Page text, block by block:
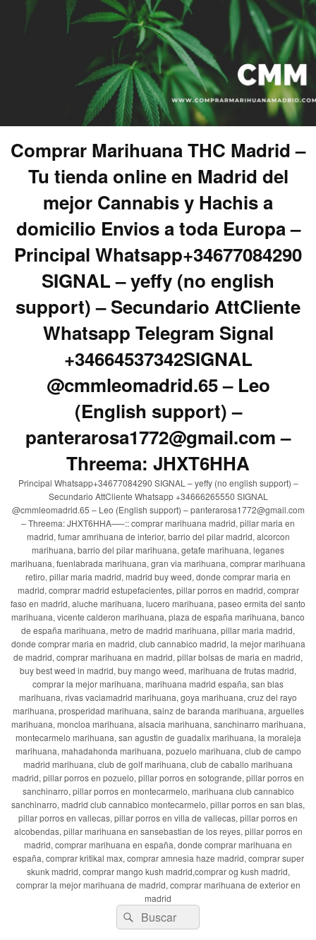
Comprar Marihuana THC Madrid –
Tu tienda online en Madrid del
mejor Cannabis y Hachis a
domicilio Envios a toda Europa –
Principal Whatsapp+34677084290
SIGNAL – yeffy (no english
support) – Secundario AttCliente
Whatsapp Telegram Signal
+34664537342SIGNAL
@cmmleomadrid.65 – Leo
(English support) –
panterarosa1772@gmail.com –
Threema: JHXT6HHA
Principal Whatsapp+34677084290 SIGNAL – yeffy (no english support) –
Secundario AttCliente Whatsapp +34666265550 SIGNAL
@cmmleomadrid.65 – Leo (English support) – panterarosa1772@gmail.com
– Threema: JHXT6HHA—–:: comprar marihuana madrid, pillar maria en
madrid, fumar amrihuana de interior, barrio del pilar madrid, alcorcon
marihuana, barrio del pilar marihuana, getafe marihuana, leganes
marihuana, fuenlabrada marihuana, gran via marihuana, comprar marihuana
retiro, pillar maria madrid, madrid buy weed, donde comprar maria en
madrid, comprar madrid estupefacientes, pillar porros en madrid, comprar
faso en madrid, aluche marihuana, lucero marihuana, paseo ermita del santo
marihuana, vicente calderon marihuana, plaza de españa marihuana, banco
de españa marihuana, metro de madrid marihuana, pillar maria madrid,
donde comprar maria en madrid, club cannabico madrid, la mejor marihuana
de madrid, comprar marihuana en madrid, pillar bolsas de maria en madrid,
buy best weed in madrid, buy mango weed, marihuana de frutas madrid,
comprar la mejor marihuana, marihuana madrid españa, san blas
marihuana, rivas vaciamadrid marihuana, goya marihuana, cruz del rayo
marihuana, prosperidad marihuana, sainz de baranda marihuana, arguelles
marihuana, moncloa marihuana, alsacia marihuana, sanchinarro marihuana,
montecarmelo marihuana, san agustin de guadalix marihuana, la moraleja
marihuana, mahadahonda marihuana, pozuelo marihuana, club de campo
madrid marihuana, club de golf marihuana, club de caballo marihuana
madrid, pillar porros en pozuelo, pillar porros en sotogrande, pillar porros en
sanchinarro, pillar porros en montecarmelo, marihuana club cannabico
sanchinarro, madrid club cannabico montecarmelo, pillar porros en san blas,
pillar porros en vallecas, pillar porros en villa de vallecas, pillar porros en
alcobendas, pillar marihuana en sansebastian de los reyes, pillar porros en
madrid, comprar marihuana en españa, donde comprar marihuana en
españa, comprar kritikal max, comprar amnesia haze madrid, comprar super
skunk madrid, comprar mango kush madrid,comprar og kush madrid,
comprar la mejor marihuana de madrid, comprar marihuana de exterior en
madrid
Buscar
por:
Buscar